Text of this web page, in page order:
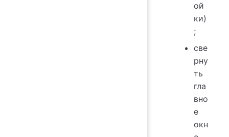
ой
ки)
;
све
рну
ть
гла
вно
е
окн